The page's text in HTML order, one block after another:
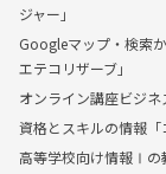
ジャー」
Googleマップ・検索
エテコリザーブ」
オンライン講座ビジネ
資格とスキルの情報「
高等学校向け情報Ⅰの